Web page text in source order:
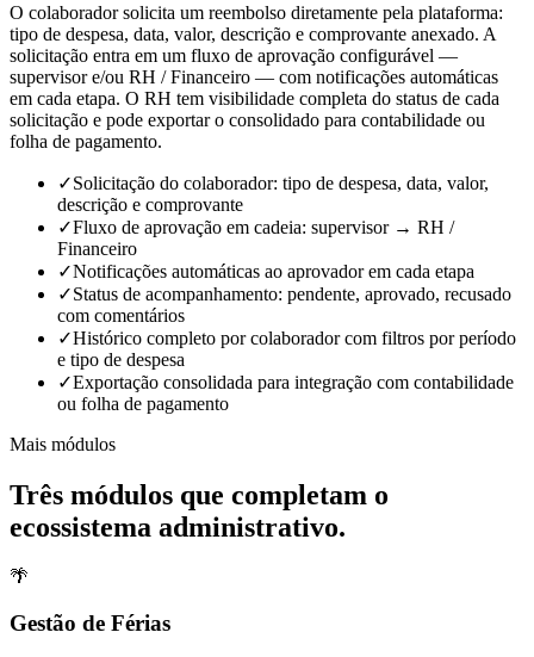
O colaborador solicita um reembolso diretamente pela plataforma:
tipo de despesa, data, valor, descrição e comprovante anexado. A
solicitação entra em um fluxo de aprovação configurável —
supervisor e/ou RH / Financeiro — com notificações automáticas
em cada etapa. O RH tem visibilidade completa do status de cada
solicitação e pode exportar o consolidado para contabilidade ou
folha de pagamento.
✓Solicitação do colaborador: tipo de despesa, data, valor,
descrição e comprovante
✓Fluxo de aprovação em cadeia: supervisor → RH /
Financeiro
✓Notificações automáticas ao aprovador em cada etapa
✓Status de acompanhamento: pendente, aprovado, recusado
com comentários
✓Histórico completo por colaborador com filtros por período
e tipo de despesa
✓Exportação consolidada para integração com contabilidade
ou folha de pagamento
Mais módulos
Três módulos que completam o
ecossistema administrativo.
🌴
Gestão de Férias